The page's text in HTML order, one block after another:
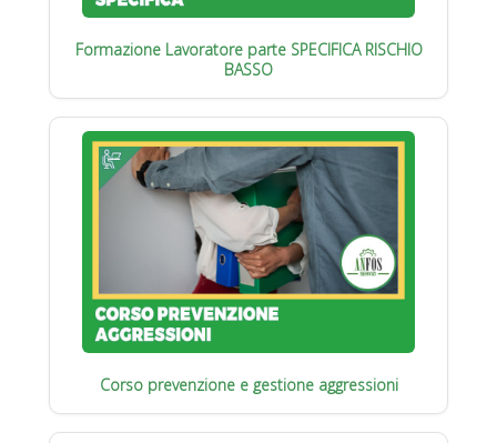
Formazione Lavoratore parte SPECIFICA RISCHIO
BASSO
Corso prevenzione e gestione aggressioni